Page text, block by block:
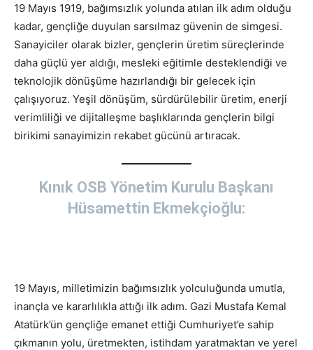
19 Mayıs 1919, bağımsızlık yolunda atılan ilk adım olduğu
kadar, gençliğe duyulan sarsılmaz güvenin de simgesi.
Sanayiciler olarak bizler, gençlerin üretim süreçlerinde
daha güçlü yer aldığı, mesleki eğitimle desteklendiği ve
teknolojik dönüşüme hazırlandığı bir gelecek için
çalışıyoruz. Yeşil dönüşüm, sürdürülebilir üretim, enerji
verimliliği ve dijitalleşme başlıklarında gençlerin bilgi
birikimi sanayimizin rekabet gücünü artıracak.
Kınık OSB Yönetim Kurulu Başkanı
Hüsamettin Ekmekçioğlu:
19 Mayıs, milletimizin bağımsızlık yolculuğunda umutla,
inançla ve kararlılıkla attığı ilk adım. Gazi Mustafa Kemal
Atatürk’ün gençliğe emanet ettiği Cumhuriyet’e sahip
çıkmanın yolu, üretmekten, istihdam yaratmaktan ve yerel